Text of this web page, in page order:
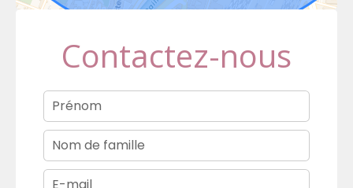
Contactez-nous